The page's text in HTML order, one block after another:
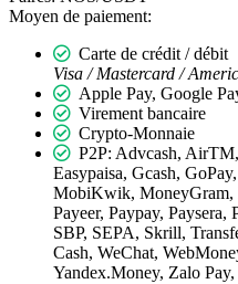
Moyen de paiement:
Carte de crédit / débit
Visa / Mastercard /
Apple Pay, Google
Virement bancaire
Crypto-Monnaie
P2P: Advcash,
Easypaisa, Gcash,
MobiKwik, MoneyGram,
Payeer, Paypay,
SBP, SEPA, Skrill,
Cash, WeChat,
Yandex.Money, Zalo